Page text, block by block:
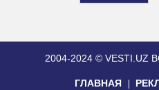
2004-2024 © VESTI.UZ
ГЛАВНАЯ